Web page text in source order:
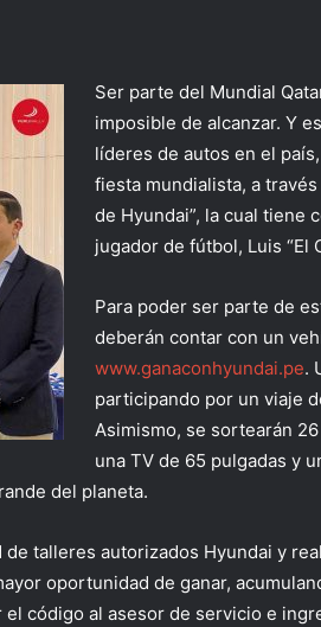
Ser parte del Mundial
imposible de alcanzar. Y
líderes de autos en el
fiesta mundialista, a
de Hyundai”, la cual tiene
jugador de fútbol, Luis “El
Para poder ser parte de
deberán contar con un
www.ganaconhyundai.pe.
participando por un viaje
Asimismo, se sortearán
una TV de 65 pulgadas y
del planeta.
talleres autorizados Hyundai y
oportunidad de ganar,
código al asesor de servicio e